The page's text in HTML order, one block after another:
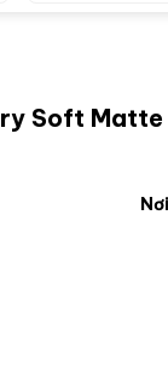
Soft
Setting